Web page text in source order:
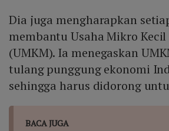
Dia juga mengharapkan
membantu Usaha Mikro Kecil
(UMKM). Ia menegaskan
tulang punggung ekonomi
sehingga harus didorong
BACA JUGA